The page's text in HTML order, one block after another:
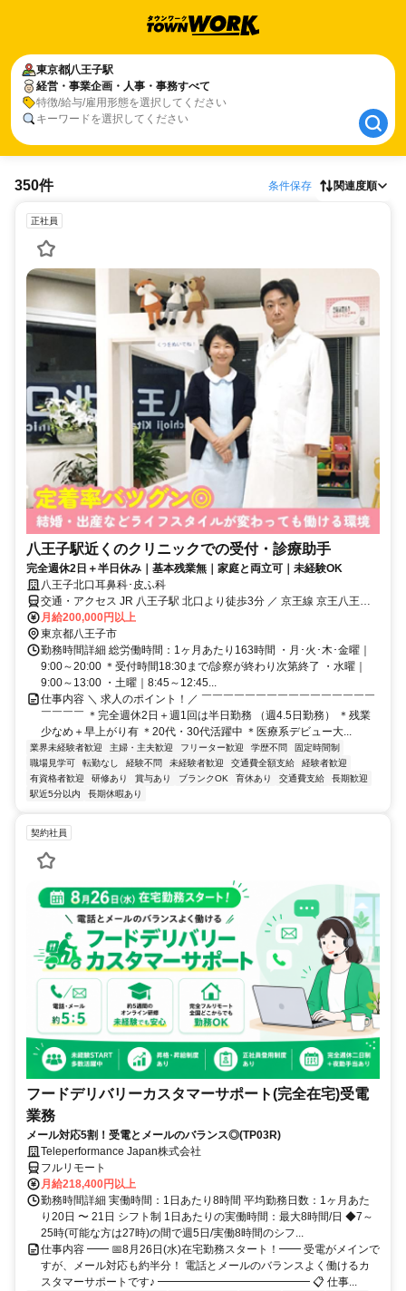
東京都八王子駅
経営・事業企画・人事・事務すべて
特徴/給与/雇用形態を選択してください
キーワードを選択してください
東京都八王子駅
経営・事業企画・人事・事務すべて
350件 条件保存 関連度順
正社員
八王子駅近くのクリニックでの受付・診療助手
完全週休2日＋半日休み｜基本残業無｜家庭と両立可｜未経験OK
八王子北口耳鼻科･皮ふ科
交通・アクセス JR 八王子駅 北口より徒歩3分 ／ 京王線 京王八王子
駅 より徒歩5分
月給200,000円以上
東京都八王子市
勤務時間詳細 総労働時間：1ヶ月あたり163時間 ・月･火･木･金曜｜
9:00～20:00 ＊受付時間18:30まで/診察が終わり次第終了 ・水曜｜
9:00～13:00 ・土曜｜8:45～12:45...
仕事内容 ＼ 求人のポイント！／ ￣￣￣￣￣￣￣￣￣￣￣￣￣￣￣￣
￣￣￣￣ ＊完全週休2日＋週1回は半日勤務 （週4.5日勤務） ＊残業
少なめ＋早上がり有 ＊20代・30代活躍中 ＊医療系デビュー大...
業界未経験者歓迎 主婦・主夫歓迎 フリーター歓迎 学歴不問
固定時間制
職場見学可
転勤なし 経験不問 未経験者歓迎 交通費全額支給
経験者歓迎
有資格者歓迎
研修あり 賞与あり ブランクOK 育休あり 交通費支給
長期歓迎
駅近5分以内
長期休暇あり
契約社員
フードデリバリーカスタマーサポート(完全在宅)受電
業務
メール対応5割！受電とメールのバランス◎(TP03R)
Teleperformance Japan株式会社
フルリモート
月給218,400円以上
勤務時間詳細 実働時間：1日あたり8時間 平均勤務日数：1ヶ月あた
り20日 〜 21日 シフト制 1日あたりの実働時間：最大8時間/日 ◆7～
25時(可能な方は27時)の間で週5日/実働8時間のシフ...
仕事内容 ━━ 📅8月26日(水)在宅勤務スタート！━━ 受電がメインで
すが、メール対応も約半分！ 電話とメールのバランスよく働けるカ
スタマーサポートです♪ ━━━━━━━━━━━━━━ 📋 仕事...